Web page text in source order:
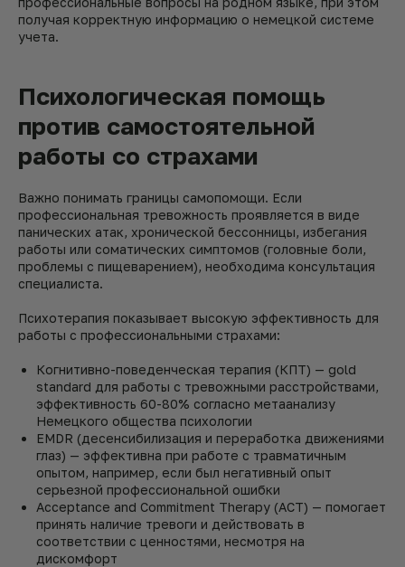
получая корректную информацию о немецкой системе
учета.
Психологическая помощь
против самостоятельной
работы со страхами
Важно понимать границы самопомощи. Если
профессиональная тревожность проявляется в виде
панических атак, хронической бессонницы, избегания
работы или соматических симптомов (головные боли,
проблемы с пищеварением), необходима консультация
специалиста.
Психотерапия показывает высокую эффективность для
работы с профессиональными страхами:
Когнитивно-поведенческая терапия (КПТ) — gold
standard для работы с тревожными расстройствами,
эффективность 60-80% согласно метаанализу
Немецкого общества психологии
EMDR (десенсибилизация и переработка движениями
глаз) — эффективна при работе с травматичным
опытом, например, если был негативный опыт
серьезной профессиональной ошибки
Acceptance and Commitment Therapy (ACT) — помогает
принять наличие тревоги и действовать в
соответствии с ценностями, несмотря на
дискомфорт